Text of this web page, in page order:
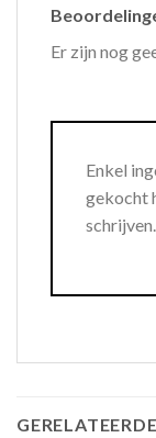
Er zijn nog
Enkel
gekocht
schrijven.